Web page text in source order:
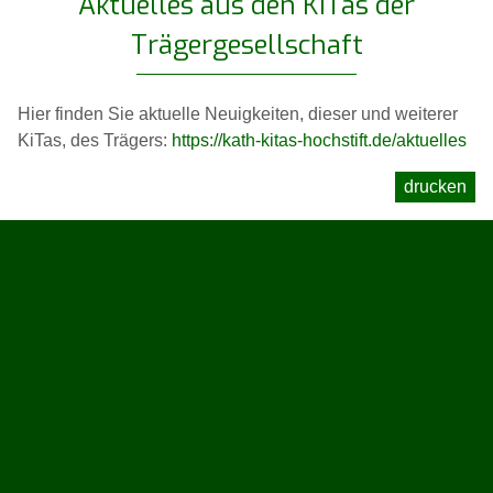
Trägergesellschaft
Hier finden Sie aktuelle Neuigkeiten, dieser und weiterer
KiTas, des Trägers: https://kath-kitas-hochstift.de/aktuelles
drucken